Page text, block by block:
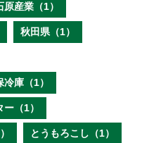
原産業（1）
秋田県（1）
冷庫（1）
（1）
とうもろこし（1）